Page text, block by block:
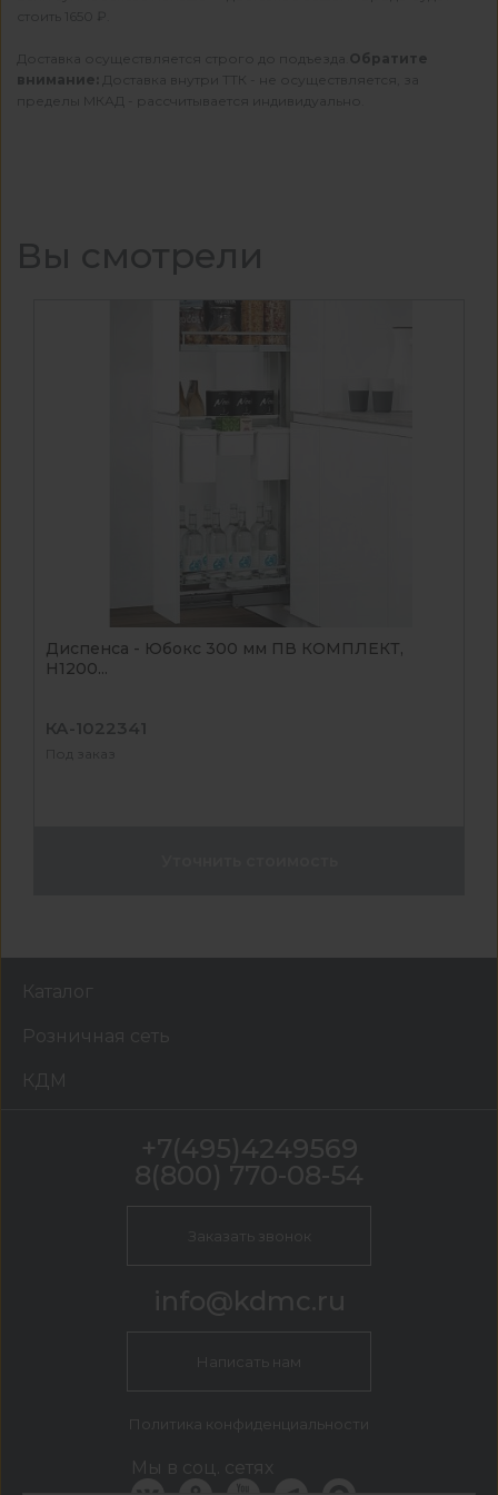
стоить 1650 ₽.
Доставка осуществляется строго до подъезда. Обратите
внимание: Доставка внутри ТТК - не осуществляется, за
пределы МКАД - рассчитывается индивидуально.
Вы смотрели
Диспенса - Юбокс 300 мм ПВ КОМПЛЕКТ,
H1200...
КА-1022341
Под заказ
Каталог
Розничная сеть
КДМ
+7(495)4249569
8(800) 770-08-54
Заказать звонок
info@kdmc.ru
Написать нам
Политика конфиденциальности
Мы в соц. сетях